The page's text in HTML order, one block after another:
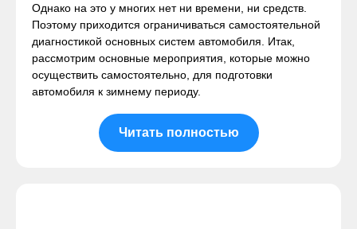
Однако на это у многих нет ни времени, ни средств.
Поэтому приходится ограничиваться самостоятельной
диагностикой основных систем автомобиля. Итак,
рассмотрим основные мероприятия, которые можно
осуществить самостоятельно, для подготовки
автомобиля к зимнему периоду.
Читать полностью